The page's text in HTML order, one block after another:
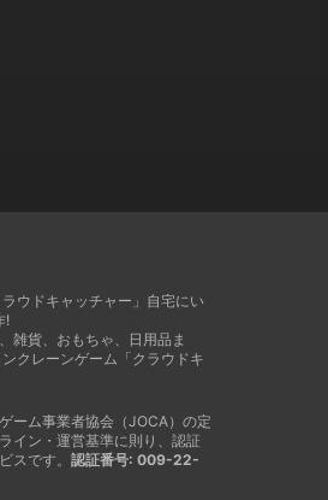
ウドキャッチャー」自宅にい
!
雑貨、おもちゃ、日用品ま
クレーンゲーム「クラウドキ
ーム事業者協会（JOCA）の定
イン・運営基準に則り、認証
スです。 認証番号: 009-22-